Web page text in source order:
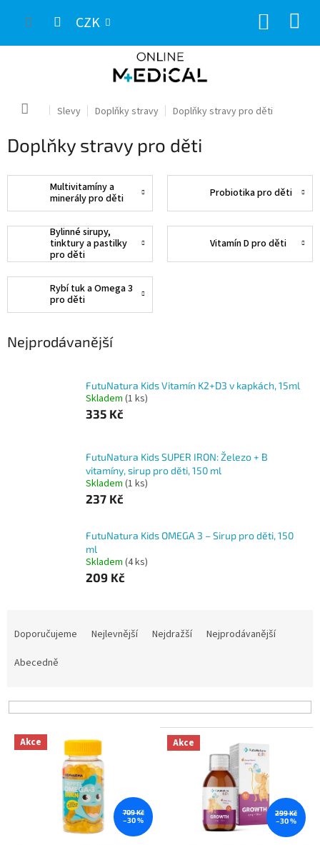
CZK
Domů Slevy Doplňky stravy Doplňky stravy pro děti
Doplňky stravy pro děti
Multivitamíny a
minerály pro děti
Probiotika pro děti
Bylinné sirupy,
tinktury a pastilky
pro děti
Vitamín D pro děti
Rybí tuk a Omega 3
pro děti
Nejprodávanější
FutuNatura Kids Vitamín K2+D3 v kapkách, 15ml
Skladem (1 ks)
335 Kč
FutuNatura Kids SUPER IRON: Železo + B
vitamíny, sirup pro děti, 150 ml
Skladem (1 ks)
237 Kč
FutuNatura Kids OMEGA 3 – Sirup pro děti, 150
ml
Skladem (4 ks)
209 Kč
p
Doporučujeme Nejlevnější Nejdražší
Nejprodávanější
Abecedně
V Akce
709 Kč
–30 %
Akce
299 Kč
–30 %